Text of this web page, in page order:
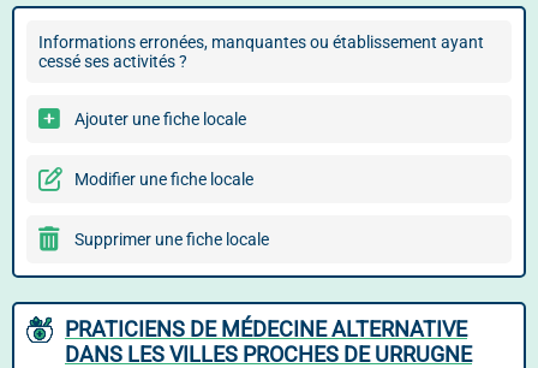
Informations erronées, manquantes ou établissement ayant
cessé ses activités ?
Ajouter une fiche locale
Modifier une fiche locale
Supprimer une fiche locale
PRATICIENS DE MÉDECINE ALTERNATIVE
DANS LES VILLES PROCHES DE URRUGNE